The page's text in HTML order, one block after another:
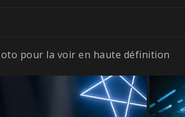
pour la voir en haute définition